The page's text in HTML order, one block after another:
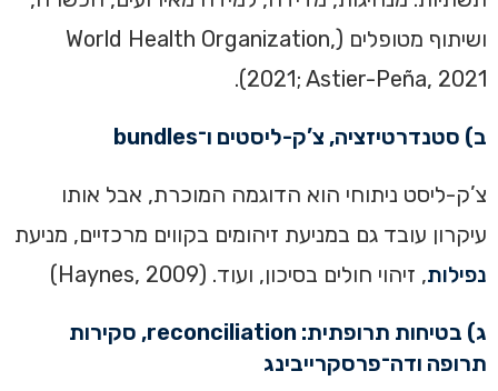
ושיתוף מטופלים (World Health Organization,
2021; Astier-Peña, 2021).
ב) סטנדרטיזציה, צ’ק-ליסטים ו־bundles
צ’ק-ליסט ניתוחי הוא הדוגמה המוכרת, אבל אותו
עיקרון עובד גם במניעת זיהומים בקווים מרכזיים, מניעת
נפילות, זיהוי חולים בסיכון, ועוד. (Haynes, 2009)
ג) בטיחות תרופתית: reconciliation, סקירות
תרופה ודה־פרסקרייבינג